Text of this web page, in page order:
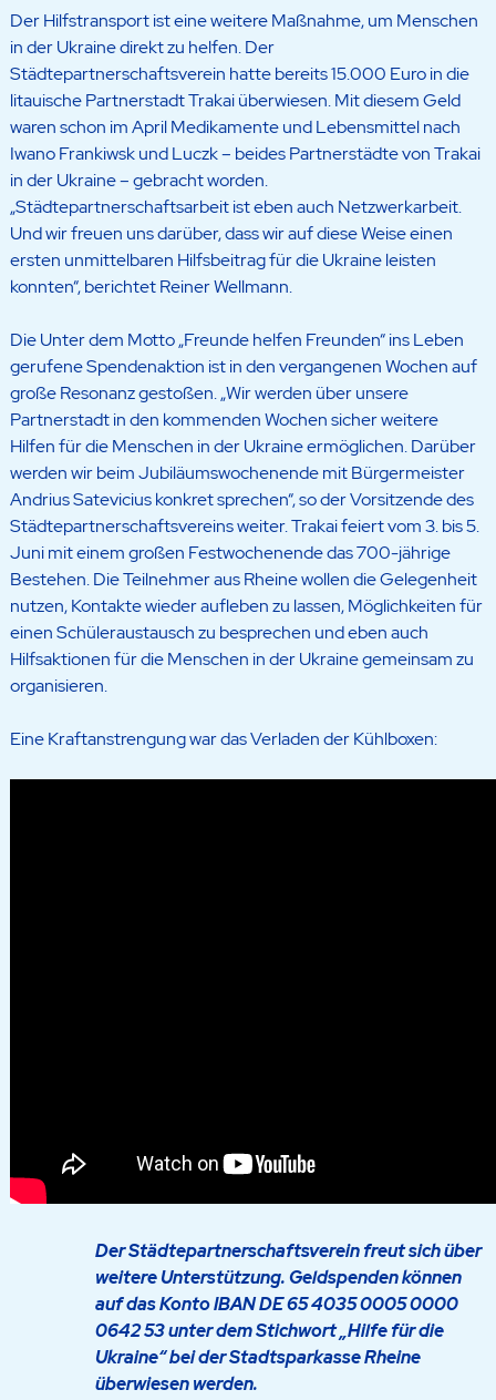
Der Hilfstransport ist eine weitere Maßnahme, um Menschen
in der Ukraine direkt zu helfen. Der
Städtepartnerschaftsverein hatte bereits 15.000 Euro in die
litauische Partnerstadt Trakai überwiesen. Mit diesem Geld
waren schon im April Medikamente und Lebensmittel nach
Iwano Frankiwsk und Luczk – beides Partnerstädte von Trakai
in der Ukraine – gebracht worden.
„Städtepartnerschaftsarbeit ist eben auch Netzwerkarbeit.
Und wir freuen uns darüber, dass wir auf diese Weise einen
ersten unmittelbaren Hilfsbeitrag für die Ukraine leisten
konnten“, berichtet Reiner Wellmann.
Die Unter dem Motto „Freunde helfen Freunden“ ins Leben
gerufene Spendenaktion ist in den vergangenen Wochen auf
große Resonanz gestoßen. „Wir werden über unsere
Partnerstadt in den kommenden Wochen sicher weitere
Hilfen für die Menschen in der Ukraine ermöglichen. Darüber
werden wir beim Jubiläumswochenende mit Bürgermeister
Andrius Satevicius konkret sprechen“, so der Vorsitzende des
Städtepartnerschaftsvereins weiter. Trakai feiert vom 3. bis 5.
Juni mit einem großen Festwochenende das 700-jährige
Bestehen. Die Teilnehmer aus Rheine wollen die Gelegenheit
nutzen, Kontakte wieder aufleben zu lassen, Möglichkeiten für
einen Schüleraustausch zu besprechen und eben auch
Hilfsaktionen für die Menschen in der Ukraine gemeinsam zu
organisieren.
Eine Kraftanstrengung war das Verladen der Kühlboxen:
Der Städtepartnerschaftsverein freut sich über
weitere Unterstützung. Geldspenden können
auf das Konto IBAN DE 65 4035 0005 0000
0642 53 unter dem Stichwort „Hilfe für die
Ukraine“ bei der Stadtsparkasse Rheine
überwiesen werden.